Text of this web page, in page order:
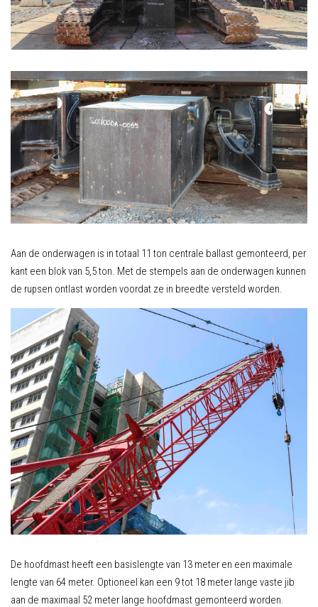
Aan de onderwagen is in totaal 11 ton centrale ballast gemonteerd, per
kant een blok van 5,5 ton. Met de stempels aan de onderwagen kunnen
de rupsen ontlast worden voordat ze in breedte versteld worden.
De hoofdmast heeft een basislengte van 13 meter en een maximale
lengte van 64 meter. Optioneel kan een 9 tot 18 meter lange vaste jib
aan de maximaal 52 meter lange hoofdmast gemonteerd worden.